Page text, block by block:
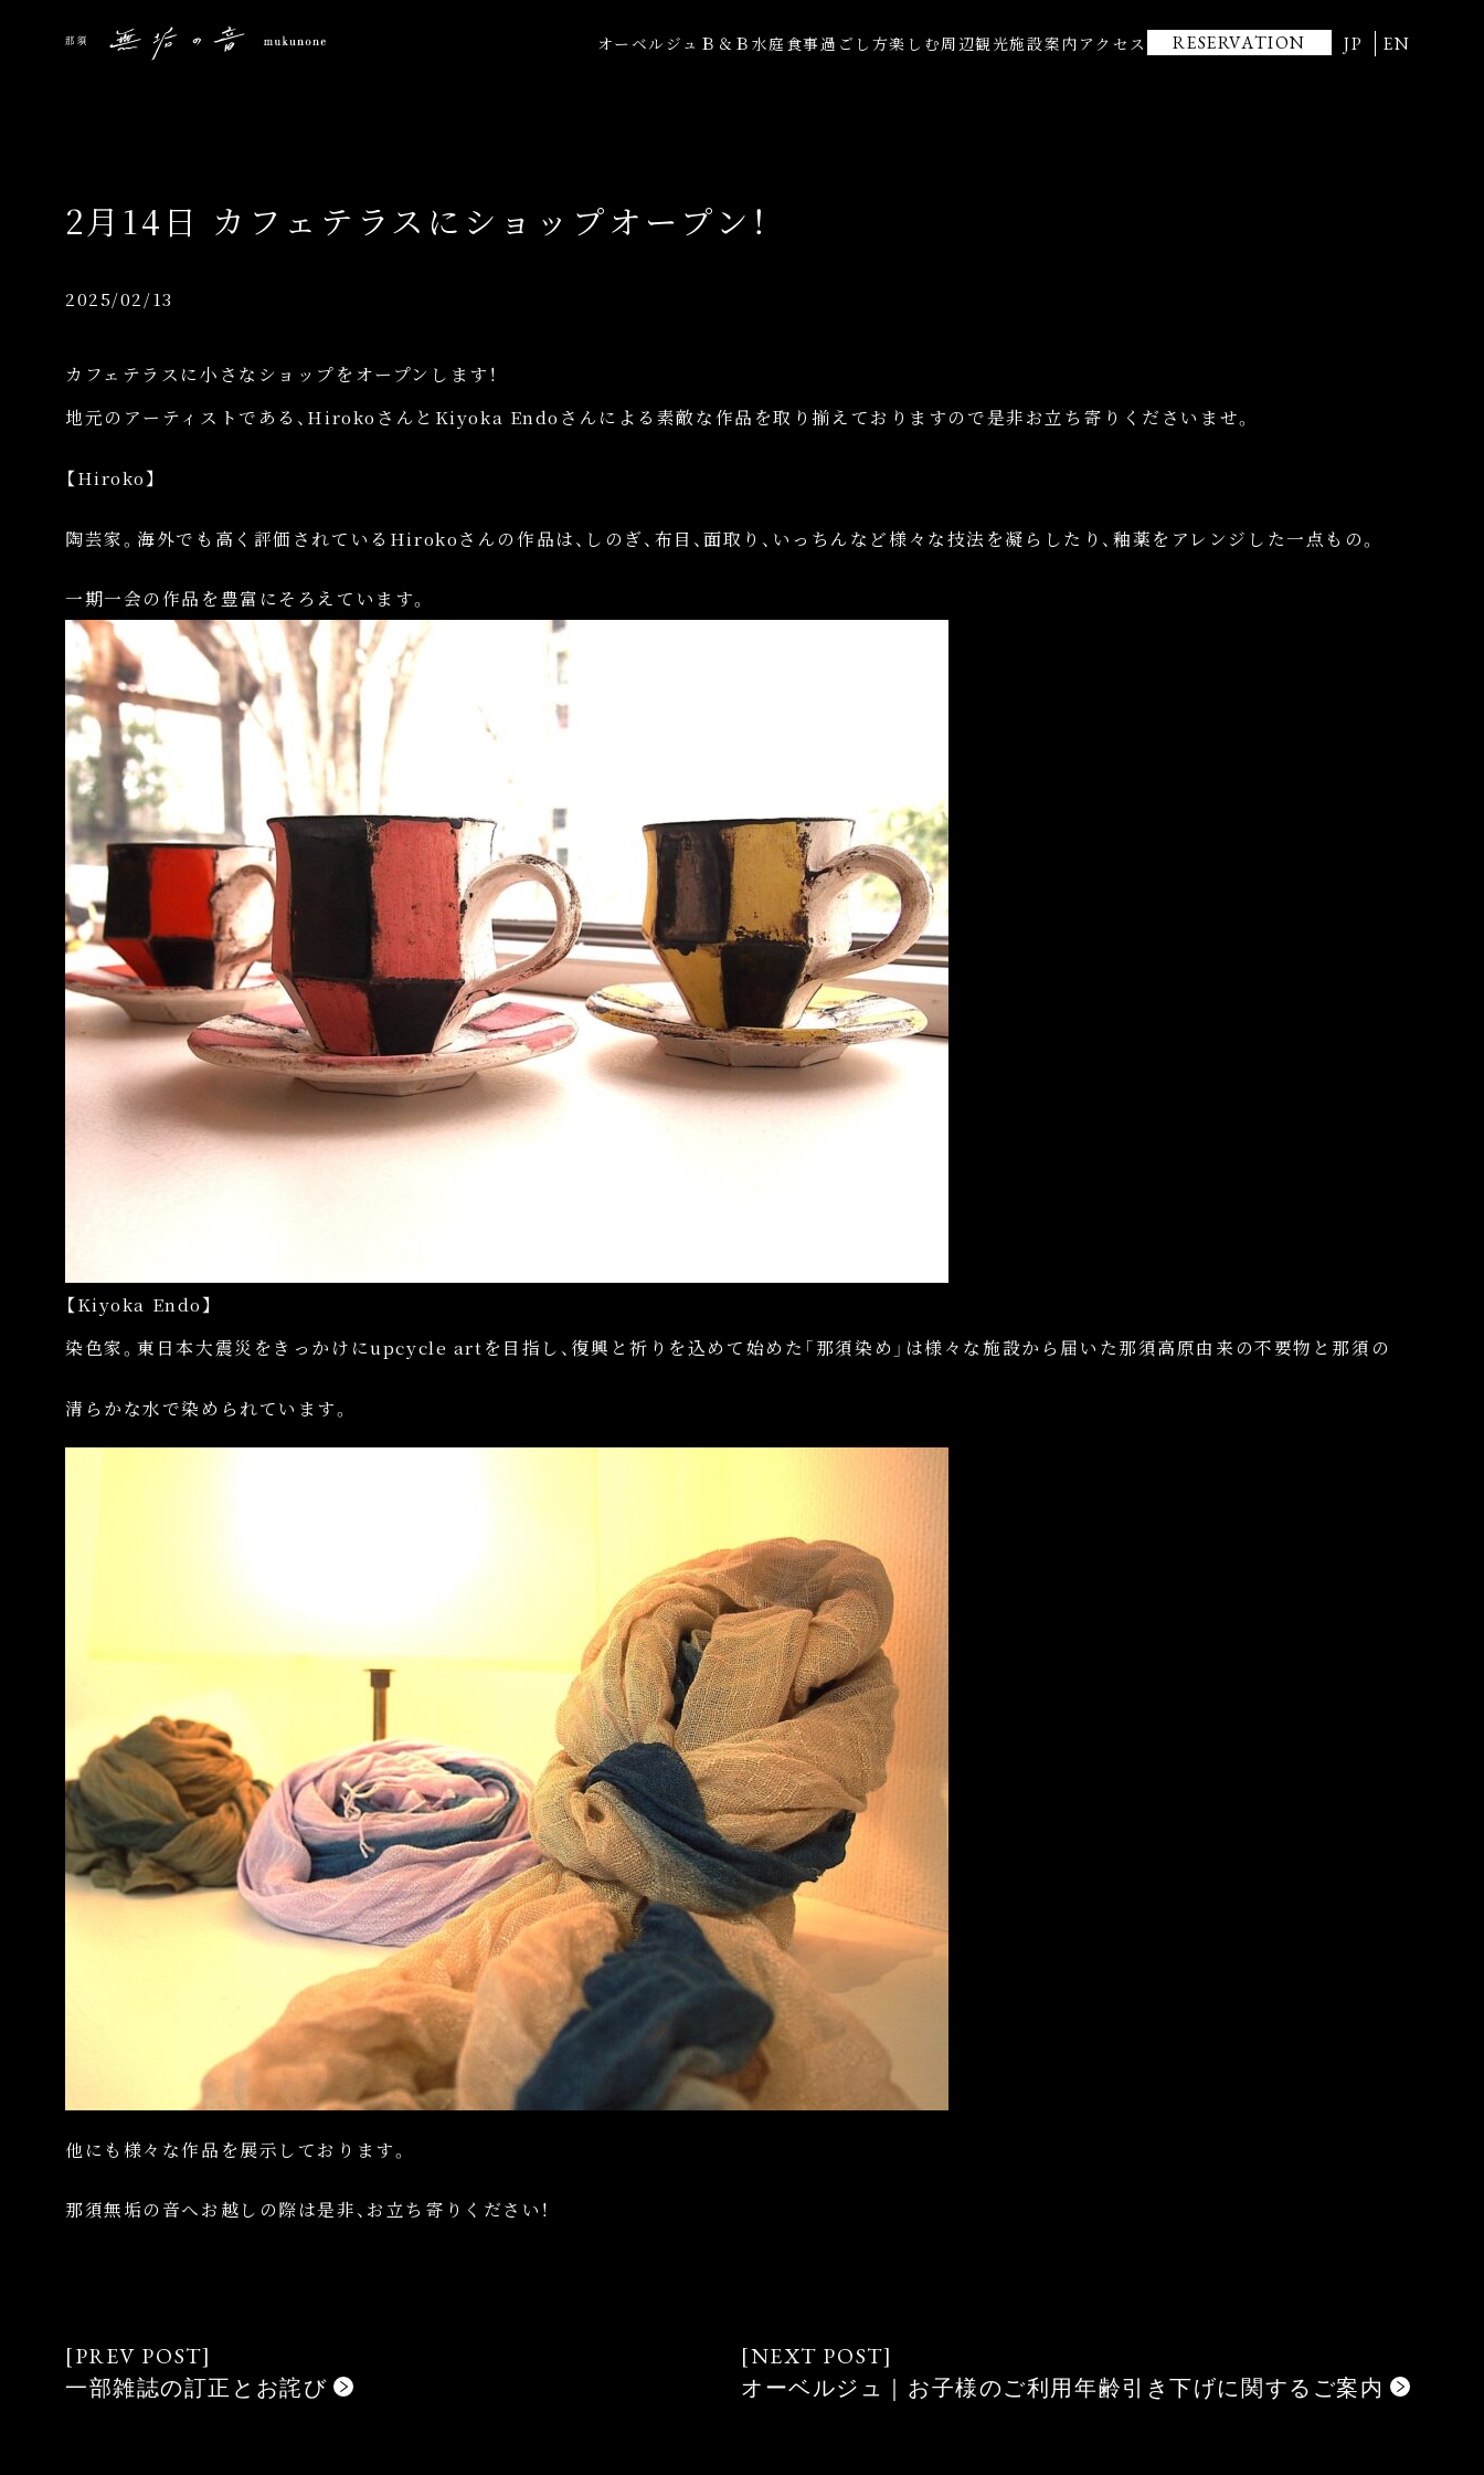
オーベルジュ Ｂ＆Ｂ 水庭 食事過ごし方楽しむ周辺観光施設案内 アクセス RESERVATION JP EN
2月14日 カフェテラスにショップオープン！
2025/02/13
カフェテラスに小さなショップをオープンします！
地元のアーティストである、HirokoさんとKiyoka Endoさんによる素敵な作品を取り揃えておりますので是非お立ち寄りくださいませ。
【Hiroko】
陶芸家。海外でも高く評価されているHirokoさんの作品は、 しのぎ、布目、面取り、いっちんなど様々 な技法を凝らしたり、 釉薬をアレンジした一点もの。
一期一会の作品を豊富にそろえています。
【Kiyoka Endo】
染色家。東日本大震災をきっかけにupcycle artを目指し、 復興と祈りを込めて始めた「那須染め」は様々な施設から届いた那須高原由来の不要物と 那須の
清らかな水で染められています。
他にも様々な作品を展示しております。
那須無垢の音へお越しの際は是非、お立ち寄りください！
一部雑誌の訂正とお詫び オーベルジュ｜お子様のご利用年齢引き下げに関するご案内